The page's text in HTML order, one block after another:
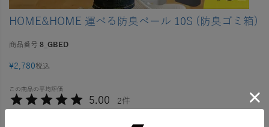
HOME&HOME 運べる防臭ペール 10S (防臭ゴミ箱)
商品番号 8_GBED
¥2,780税込
5.00 2